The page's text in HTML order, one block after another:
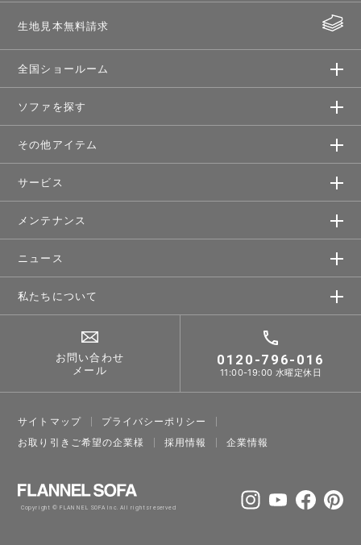
生地見本無料請求
全国ショールーム
ソファを探す
その他アイテム
サービス
メンテナンス
ニュース
私たちについて
お問い合わせ
メール
0120-796-016
11:00-19:00 水曜定休日
サイトマップ
プライバシーポリシー
お取り引きご希望の企業様
採⽤情報 企業情報
Copyright © FLANNEL SOFA Inc. All rights reserved